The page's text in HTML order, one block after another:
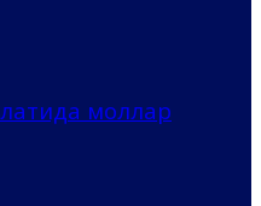
моллар